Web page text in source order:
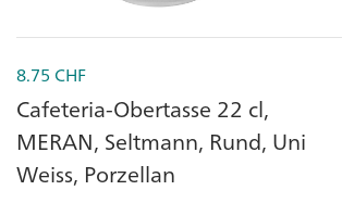
8.75 CHF
Cafeteria-Obertasse 22 cl,
MERAN, Seltmann, Rund, Uni
Weiss, Porzellan